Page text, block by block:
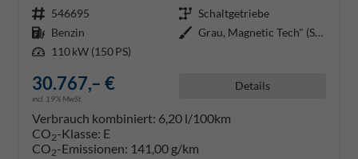
Fahrzeugnr. 546695 Getriebe Schaltgetriebe
Kraftstoff Benzin Außenfarbe
Grau, Magnetic Tech" (S7)"
Leistung 110 kW (150 PS)
30.767,– €
incl. 19% MwSt.
Details
Verbrauch kombiniert: 6,20 l/100km
CO2-Klasse: E
CO2-Emissionen: 141,00 g/km